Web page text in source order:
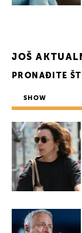
JOŠ
PRONAĐITE
SHOW